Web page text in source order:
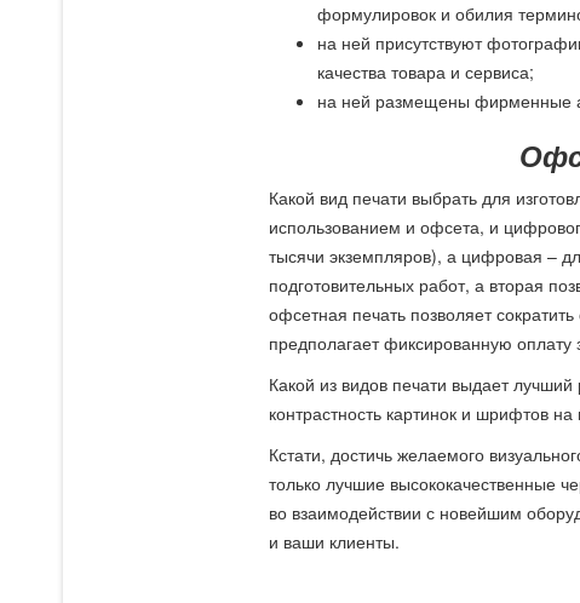
формулировок и обилия
на ней присутствуют
качества товара и сервиса;
на ней размещены фирменные
Какой вид печати выбрать для
использованием и офсета, и
тысячи экземпляров), а цифровая –
подготовительных работ, а вторая
офсетная печать позволяет
предполагает фиксированную оплату
Какой из видов печати выдает
контрастность картинок и шрифтов
Кстати, достичь желаемого
только лучшие высококачественные
во взаимодействии с новейшим
и ваши клиенты.